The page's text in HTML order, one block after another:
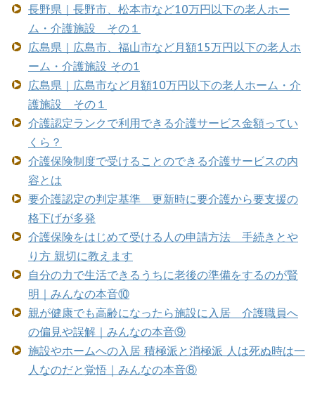
長野県｜長野市、松本市など10万円以下の老人ホー
ム・介護施設 その１
広島県｜広島市、福山市など月額15万円以下の老人ホ
ーム・介護施設 その1
広島県｜広島市など月額10万円以下の老人ホーム・介
護施設 その１
介護認定ランクで利用できる介護サービス金額ってい
くら？
介護保険制度で受けることのできる介護サービスの内
容とは
要介護認定の判定基準 更新時に要介護から要支援の
格下げが多発
介護保険をはじめて受ける人の申請方法 手続きとや
り方 親切に教えます
自分の力で生活できるうちに老後の準備をするのが賢
明｜みんなの本音⑩
親が健康でも高齢になったら施設に入居 介護職員へ
の偏見や誤解｜みんなの本音⑨
施設やホームへの入居 積極派と消極派 人は死ぬ時は一
人なのだと覚悟｜みんなの本音⑧